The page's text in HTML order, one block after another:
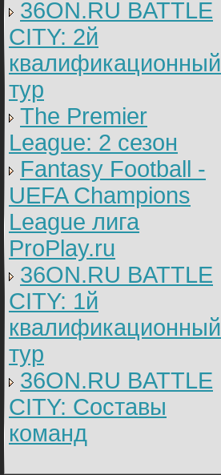
36ON.RU BATTLE
CITY: 2й
квалификационный
тур
The Premier
League: 2 cезон
Fantasy Football -
UEFA Champions
League лига
ProPlay.ru
36ON.RU BATTLE
CITY: 1й
квалификационный
тур
36ON.RU BATTLE
CITY: Составы
команд